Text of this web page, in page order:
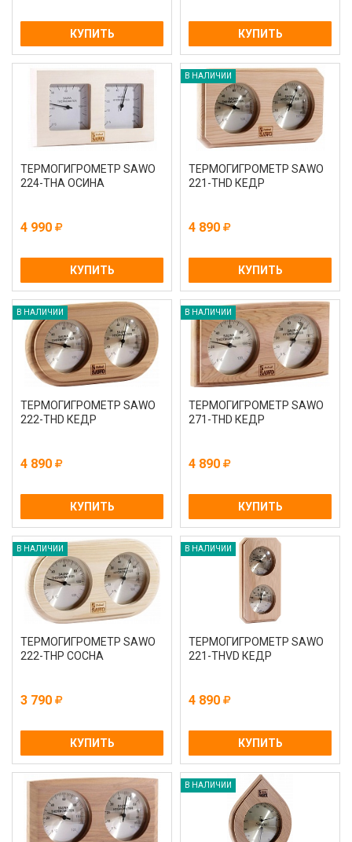
КУПИТЬ КУПИТЬ
ТЕРМОГИГРОМЕТР SAWO
224-THA ОСИНА
4 990
КУПИТЬ
В НАЛИЧИИ
ТЕРМОГИГРОМЕТР SAWO
221-ТНD КЕДР
4 890
КУПИТЬ
В НАЛИЧИИ
ТЕРМОГИГРОМЕТР SAWO
222-ТНD КЕДР
4 890
КУПИТЬ
В НАЛИЧИИ
ТЕРМОГИГРОМЕТР SAWO
271-THD КЕДР
4 890
КУПИТЬ
В НАЛИЧИИ
ТЕРМОГИГРОМЕТР SAWO
222-THP СОСНА
3 790
КУПИТЬ
В НАЛИЧИИ
ТЕРМОГИГРОМЕТР SAWO
221-THVD КЕДР
4 890
КУПИТЬ
В НАЛИЧИИ